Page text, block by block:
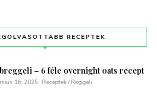
RECEPTEK
– 6 féle overnight oats recept
16, 2025 Receptek / Reggeli